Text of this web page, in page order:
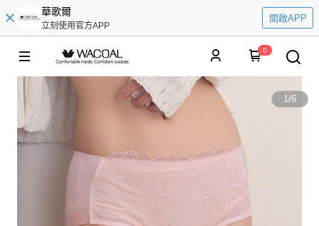
華歌爾
立刻使用官方APP
開啟APP
0
1/6